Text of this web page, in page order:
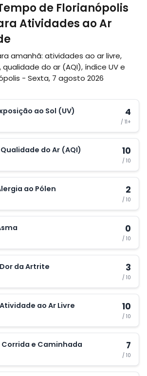
de Florianópolis
Atividades ao Ar
amanhã: atividades ao ar livre,
do ar (AQI), índice UV e
- Sexta, 7 agosto 2026
ao Sol (UV) 4
/ 11+
do Ar (AQI) 10
/ 10
ao Pólen 2
/ 10
0
/ 10
da Artrite 3
/ 10
ao Ar Livre 10
/ 10
e Caminhada 7
/ 10